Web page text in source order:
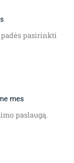
pasirinkti
mes
paslaugą.